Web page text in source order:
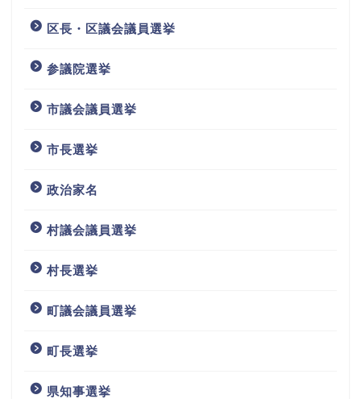
区長・区議会議員選挙
参議院選挙
市議会議員選挙
市長選挙
政治家名
村議会議員選挙
村長選挙
町議会議員選挙
町長選挙
県知事選挙